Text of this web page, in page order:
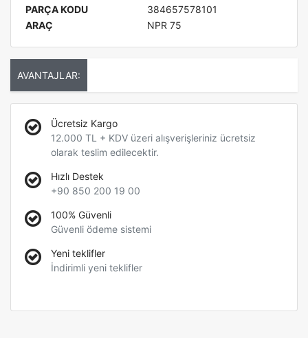
PARÇA KODU
384657578101
ARAÇ
NPR 75
AVANTAJLAR:
Ücretsiz Kargo
12.000 TL + KDV üzeri alışverişleriniz ücretsiz
olarak teslim edilecektir.
Hızlı Destek
+90 850 200 19 00
100% Güvenli
Güvenli ödeme sistemi
Yeni teklifler
İndirimli yeni teklifler